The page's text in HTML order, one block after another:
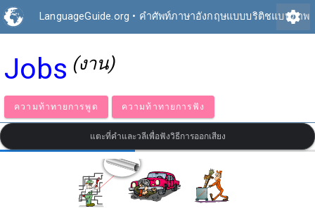
LanguageGuide.org • คำศัพท์ภาษาอังกฤษแบบบริติชแบบภาพ
settings
Jobs (งาน)
ความท้าทายการพูด ความท้าทายการฟัง
แตะที่คำและวลีเพื่อฟังวิธีการออกเสียง